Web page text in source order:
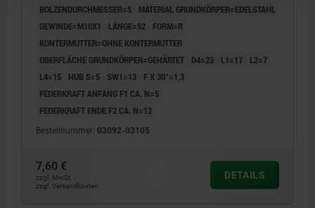
BOLZENDURCHMESSER=5
MATERIAL GRUNDKÖRPER=EDELSTAHL
GEWINDE=M10X1
LÄNGE=52
FORM=R
KONTERMUTTER=OHNE KONTERMUTTER
OBERFLÄCHE GRUNDKÖRPER=GEHÄRTET
D4=23 L1=17
L2=7
L4=15
HUB S=5 SW1=13
F X 30°=1,3
FEDERKRAFT ANFANG F1 CA. N=5
FEDERKRAFT ENDE F2 CA. N=12
Bestellnummer: 03092-03105
7,60 €
zzgl. MwSt.
zzgl. Versandkosten
DETAILS